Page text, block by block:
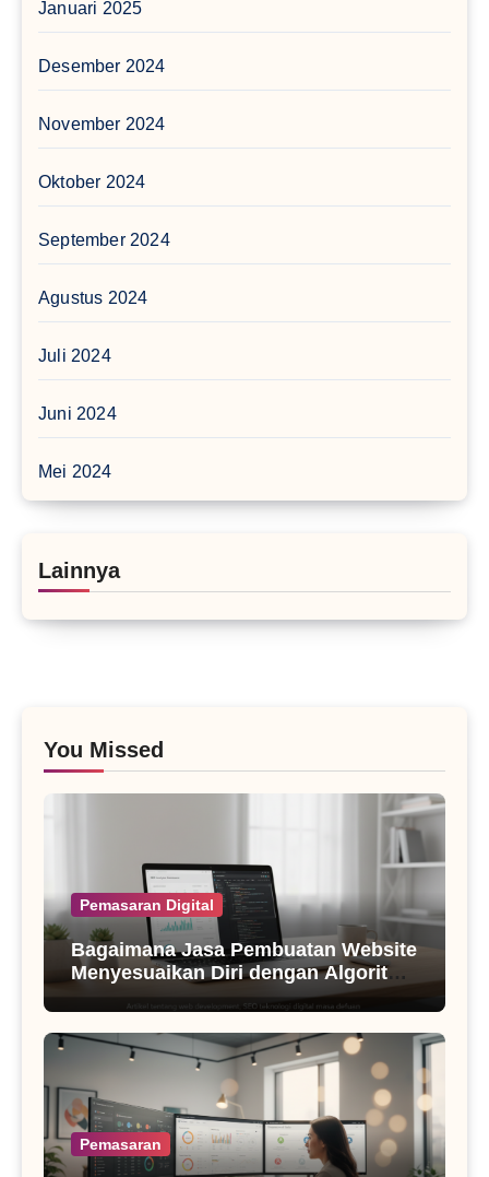
Januari 2025
Desember 2024
November 2024
Oktober 2024
September 2024
Agustus 2024
Juli 2024
Juni 2024
Mei 2024
Lainnya
You Missed
Pemasaran Digital
Bagaimana Jasa Pembuatan Website
Menyesuaikan Diri dengan Algoritma
SEO Masa Kini
Pemasaran